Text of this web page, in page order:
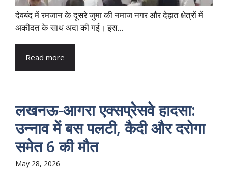
देवबंद में रमजान के दूसरे जुमा की नमाज नगर और देहात क्षेत्रों में
अकीदत के साथ अदा की गई। इस...
Read more
लखनऊ-आगरा एक्सप्रेसवे हादसा:
उन्नाव में बस पलटी, कैदी और दरोगा
समेत 6 की मौत
May 28, 2026